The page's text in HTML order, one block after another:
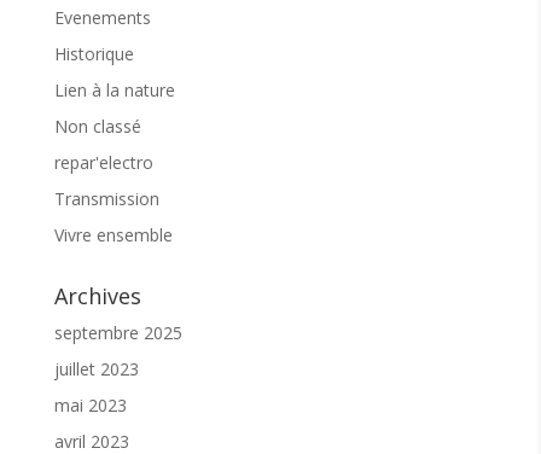
Evenements
Historique
Lien à la nature
Non classé
repar'electro
Transmission
Vivre ensemble
Archives
septembre 2025
juillet 2023
mai 2023
avril 2023